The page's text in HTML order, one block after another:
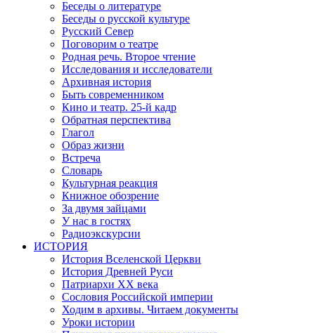
Беседы о литературе
Беседы о русской культуре
Русский Север
Поговорим о театре
Родная речь. Второе чтение
Исследования и исследователи
Архивная история
Быть современником
Кино и театр. 25-й кадр
Обратная перспектива
Глагол
Образ жизни
Встреча
Словарь
Культурная реакция
Книжное обозрение
За двумя зайцами
У нас в гостях
Радиоэкскурсии
ИСТОРИЯ
История Вселенской Церкви
История Древней Руси
Патриархи XX века
Сословия Российской империи
Ходим в архивы. Читаем документы
Уроки истории